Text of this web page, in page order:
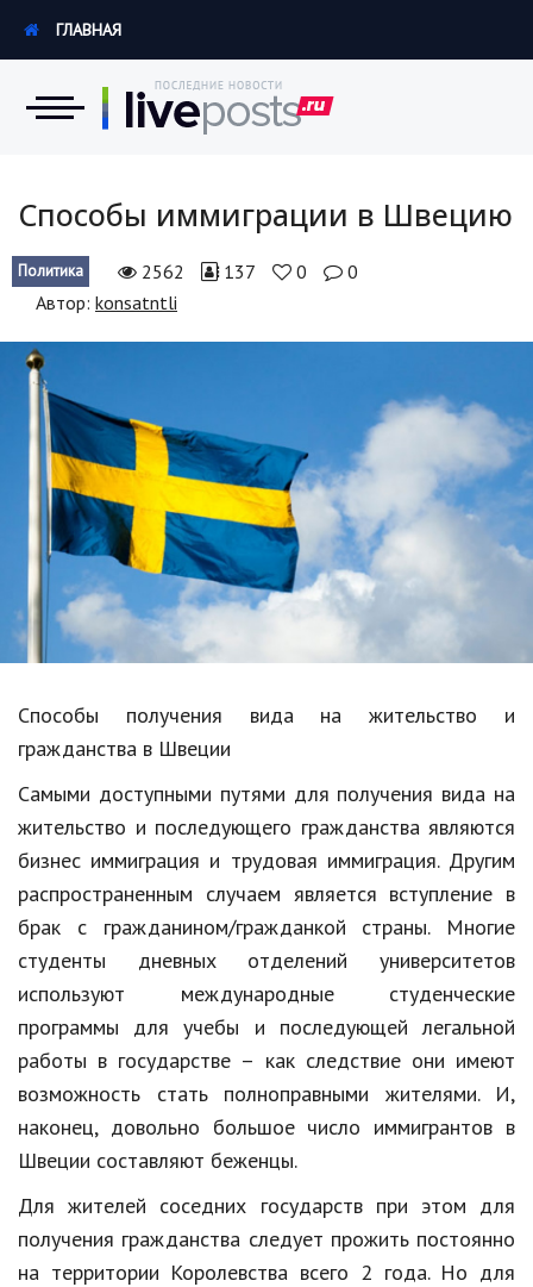
Новости
Экономика
Происшествия
Hi-Tech. Интернет
Россия
Наука и техника
Политика
Образование
В мире
Культура
Авто, мото
Спорт
Знаменитости
Статьи
Обзоры
Рецепты
Красота и здоровье
Hi-Tech. Интернет
Авто, мото
Дом и сад
Недвижимость
Спорт и фитнес
ГЛАВНАЯ
Способы иммиграции в Швецию
Политика 2562 137 0
0
Автор: konsatntli
Способы получения вида на жительство и
гражданства в Швеции
Самыми доступными путями для получения вида на
жительство и последующего гражданства являются
бизнес иммиграция и трудовая иммиграция. Другим
распространенным случаем является вступление в
брак с гражданином/гражданкой страны. Многие
студенты дневных отделений университетов
используют международные студенческие
программы для учебы и последующей легальной
работы в государстве – как следствие они имеют
возможность стать полноправными жителями. И,
наконец, довольно большое число иммигрантов в
Швеции составляют беженцы.
Для жителей соседних государств при этом для
получения гражданства следует прожить постоянно
на территории Королевства всего 2 года. Но для